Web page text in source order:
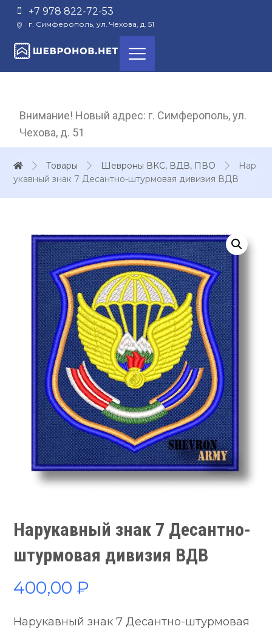
+7 978 822-72-53
г. Симферополь, ул. Чехова, д. 51
Внимание! Новый адрес: г. Симферополь, ул.
Чехова, д. 51
Товары Шевроны ВКС, ВДВ, ПВО
Нар
укавный знак 7 Десантно-штурмовая дивизия ВДВ
Нарукавный знак 7 Десантно-
штурмовая дивизия ВДВ
400,00₽
Нарукавный знак 7 Десантно-штурмовая